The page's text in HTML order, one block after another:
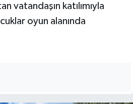
vatandaşın katılımıyla
oyun alanında